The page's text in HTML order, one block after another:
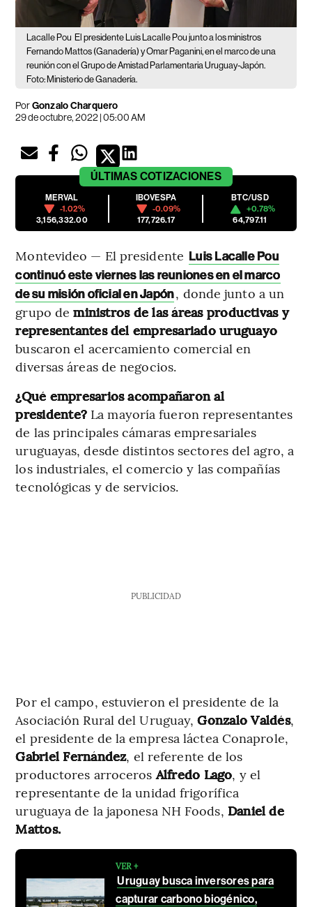
Lacalle Pou El presidente Luis Lacalle Pou junto a los ministros
Fernando Mattos (Ganadería) y Omar Paganini, en el marco de una
reunión con el Grupo de Amistad Parlamentaria Uruguay-Japón.
Foto: Ministerio de Ganadería.
PorGonzalo Charquero
29 de octubre, 2022 | 05:00 AM
ÚLTIMAS COTIZACIONES
MERVAL
-1.02%
3,156,332.00
IBOVESPA
-0.09%
177,726.17
BTC/USD
+0.78%
64,797.11
Montevideo — El presidente Luis Lacalle Pou
continuó este viernes las reuniones en el marco
de su misión oficial en Japón, donde junto a un
grupo deministros de las áreas productivas y
representantes del empresariado uruguayo
buscaron el acercamiento comercial en
diversas áreas de negocios.
¿Qué empresarios acompañaron al
presidente? La mayoría fueron representantes
de las principales cámaras empresariales
uruguayas, desde distintos sectores del agro, a
los industriales, el comercio y las compañías
tecnológicas y de servicios.
PUBLICIDAD
Por el campo, estuvieron el presidente de la
Asociación Rural del Uruguay,Gonzalo Valdés,
el presidente de la empresa láctea Conaprole,
Gabriel Fernández, el referente de los
productores arrocerosAlfredo Lago, y el
representante de la unidad frigorífica
uruguaya de la japonesa NH Foods, Daniel de
Mattos.
VER +
Uruguay busca inversores para
capturar carbono biogénico,